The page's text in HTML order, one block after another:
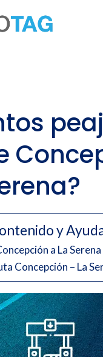
y
a La Serena
Concepción – La